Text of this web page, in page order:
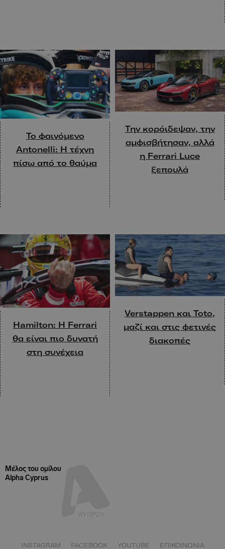
Το φαινόμενο
Antonelli: Η τέχνη
πίσω από το θαύμα
Την κορόιδεψαν, την
αμφισβήτησαν, αλλά
η Ferrari Luce
ξεπουλά
Hamilton: H Ferrari
θα είναι πιο δυνατή
στη συνέχεια
Verstappen και Toto,
μαζί και στις φετινές
διακοπές
Μέλος του ομίλου
Alpha Cyprus
INSTAGRAM FACEBOOK YOUTUBE ΕΠΙΚΟΙΝΩΝΙΑ